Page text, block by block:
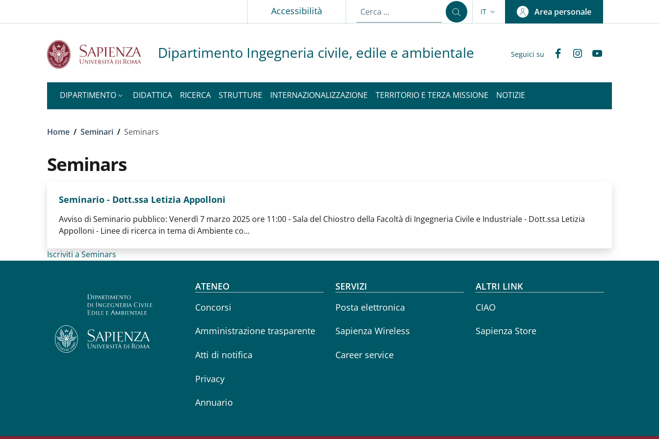
Accessibilità SELETTORE LINGUA: CURRENT LANGUAGE
IT Area personale
Dipartimento Ingegneria civile, edile e ambientale Seguici su FacebookInstagram
DIPARTIMENTO DIDATTICA RICERCA STRUTTURE INTERNAZIONALIZZAZIONE TERRITORIO E TERZA MISSIONE NOTIZIE
Briciole di pane
Home / Seminari / Seminars
Seminars
Seminario - Dott.ssa Letizia Appolloni
Avviso di Seminario pubblico: Venerdì 7 marzo 2025 ore 11:00 - Sala del Chiostro della Facoltà di Ingegneria Civile e Industriale - Dott.ssa Letizia
Appolloni - Linee di ricerca in tema di Ambiente co...
Iscriviti a Seminars
Footer menu
ATENEO
Concorsi
Amministrazione trasparente
Atti di notifica
Privacy
Annuario
SERVIZI
Posta elettronica
Sapienza Wireless
Career service
ALTRI LINK
CIAO
Sapienza Store